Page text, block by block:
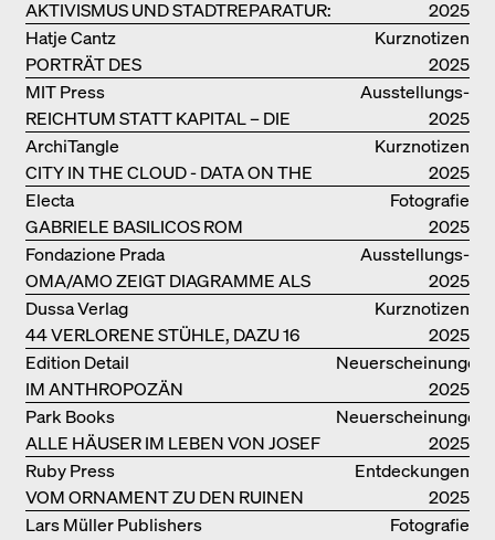
AKTIVISMUS UND STADTREPARATUR:
ASSEMBLE
2025
Kurznotizen
PORTRÄT DES
PRODUKTIONSGEBÄUDES THE PLUS
DER BJARKE INGELS GROUP
Hatje Cantz
2025
Ausstellungs­
kataloge
REICHTUM STATT KAPITAL – DIE
ARCHITEKTUR VON ANUPAMA
KUNDOO
MIT Press
2025
Kurznotizen
CITY IN THE CLOUD - DATA ON THE
GROUND
ArchiTangle
2025
Fotografie
GABRIELE BASILICOS ROM
Electa
2025
Ausstellungs­
kataloge
OMA/AMO ZEIGT DIAGRAMME ALS
NARRATIVE DER ERKENNTNIS
Fondazione Prada
2025
Kurznotizen
44 VERLORENE STÜHLE, DAZU 16
SOFAS UND BÄNKE
Dussa Verlag
2025
Neuerscheinungen
IM ANTHROPOZÄN
Edition Detail
2025
Neuerscheinungen
ALLE HÄUSER IM LEBEN VON JOSEF
FRANK
Park Books
2025
Entdeckungen
VOM ORNAMENT ZU DEN RUINEN
DES ALLTAGS
Ruby Press
2025
Fotografie
Lars Müller Publishers